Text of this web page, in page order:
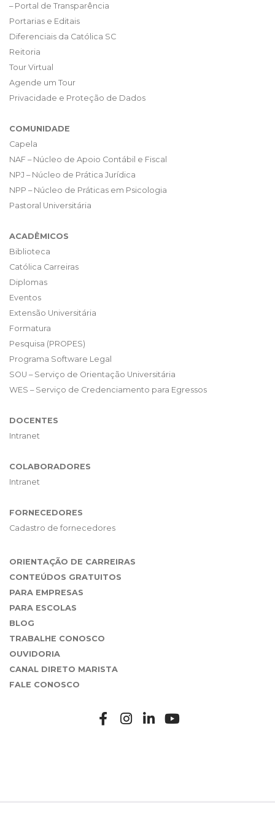
– Portal de Transparência
Portarias e Editais
Diferenciais da Católica SC
Reitoria
Tour Virtual
Agende um Tour
Privacidade e Proteção de Dados
COMUNIDADE
Capela
NAF – Núcleo de Apoio Contábil e Fiscal
NPJ – Núcleo de Prática Jurídica
NPP – Núcleo de Práticas em Psicologia
Pastoral Universitária
ACADÊMICOS
Biblioteca
Católica Carreiras
Diplomas
Eventos
Extensão Universitária
Formatura
Pesquisa (PROPES)
Programa Software Legal
SOU – Serviço de Orientação Universitária
WES – Serviço de Credenciamento para Egressos
DOCENTES
Intranet
COLABORADORES
Intranet
FORNECEDORES
Cadastro de fornecedores
ORIENTAÇÃO DE CARREIRAS
CONTEÚDOS GRATUITOS
PARA EMPRESAS
PARA ESCOLAS
BLOG
TRABALHE CONOSCO
OUVIDORIA
CANAL DIRETO MARISTA
FALE CONOSCO